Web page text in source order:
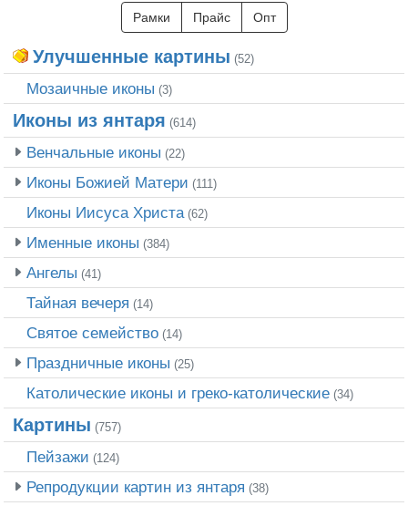
Рамки Прайс Опт
Улучшенные картины (52)
Мозаичные иконы (3)
Иконы из янтаря (614)
Венчальные иконы (22)
Иконы Божией Матери (111)
Иконы Иисуса Христа (62)
Именные иконы (384)
Ангелы (41)
Тайная вечеря (14)
Святое семейство (14)
Праздничные иконы (25)
Католические иконы и греко-католические (34)
Картины (757)
Пейзажи (124)
Репродукции картин из янтаря (38)